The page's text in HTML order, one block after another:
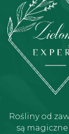
Rośliny od
są